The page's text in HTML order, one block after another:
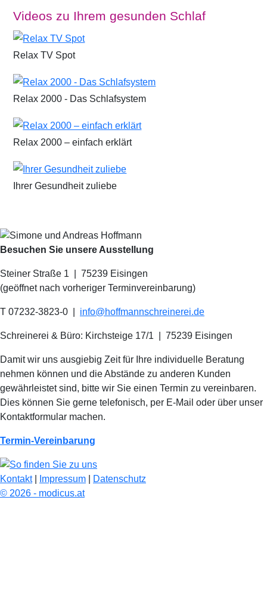
Videos zu Ihrem gesunden Schlaf
Relax TV Spot
Relax 2000 - Das Schlafsystem
Relax 2000 – einfach erklärt
Ihrer Gesundheit zuliebe
Besuchen Sie unsere Ausstellung
Steiner Straße 1 | 75239 Eisingen
(geöffnet nach vorheriger Terminvereinbarung)
T 07232-3823-0 info@hoffmannschreinerei.de
Schreinerei & Büro: Kirchsteige 17/1 75239 Eisingen
Damit wir uns ausgiebig Zeit für Ihre individuelle Beratung
nehmen können und die Abstände zu anderen Kunden
gewährleistet sind, bitte wir Sie einen Termin zu vereinbaren.
Dies können Sie gerne telefonisch, per E-Mail oder über unser
Kontaktformular machen.
Termin-Vereinbarung
Kontakt| Impressum
Datenschutz
© 2026 - modicus.at